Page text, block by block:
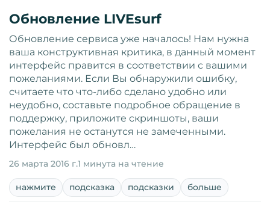
Обновление LIVEsurf
Обновление сервиса уже началось! Нам нужна
ваша конструктивная критика, в данный момент
интерфейс правится в соответствии с вашими
пожеланиями. Если Вы обнаружили ошибку,
считаете что что-либо сделано удобно или
неудобно, составьте подробное обращение в
поддержку, приложите скриншоты, ваши
пожелания не останутся не замеченными.
Интерфейс был обновл…
26 марта 2016 г.1 минута на чтение
нажмите подсказка подсказки больше